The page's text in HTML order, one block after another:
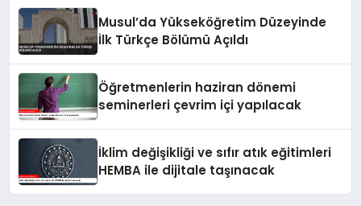
Musul’da Yükseköğretim Düzeyinde
İlk Türkçe Bölümü Açıldı
Öğretmenlerin haziran dönemi
seminerleri çevrim içi yapılacak
İklim değişikliği ve sıfır atık eğitimleri
HEMBA ile dijitale taşınacak